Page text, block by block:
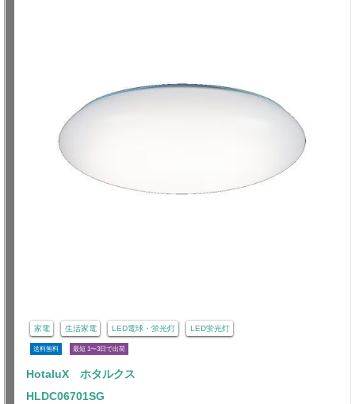
家電 生活家電 LED電球・蛍光灯 LED蛍光灯
送料無料 最短 1〜3日で出荷
HotaluX ホタルクス
HLDC06701SG